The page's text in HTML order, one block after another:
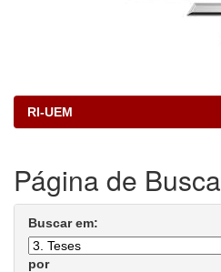
RI-UEM
Página de Busca
Buscar em:
por